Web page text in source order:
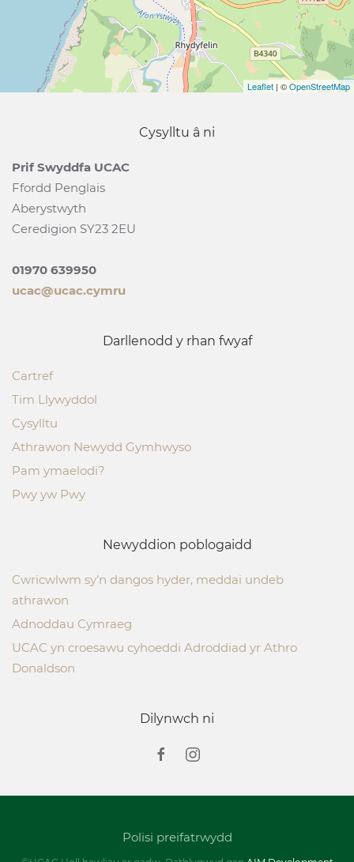
Leaflet | ©OpenStreetMap
Cysylltu â ni
Prif Swyddfa UCAC
Ffordd Penglais
Aberystwyth
Ceredigion SY23 2EU
01970 639950
ucac@ucac.cymru
Darllenodd y rhan fwyaf
Cartref
Tim Llywyddol
Cysylltu
Athrawon Newydd Gymhwyso
Pam ymaelodi?
Pwy yw Pwy
Newyddion poblogaidd
Cwricwlwm sy’n dangos hyder, meddai undeb
athrawon
Adnoddau Cymraeg
UCAC yn croesawu cyhoeddi Adroddiad yr Athro
Donaldson
Dilynwch ni
Polisi preifatrwydd